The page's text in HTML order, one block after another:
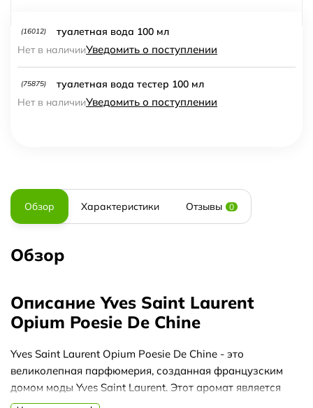
(16012)
туалетная вода 100 мл
Нет в наличииУведомить о поступлении
(75875)
туалетная вода тестер 100 мл
Нет в наличииУведомить о поступлении
Обзор Характеристики Отзывы 0
Обзор
Описание Yves Saint Laurent
Opium Poesie De Chine
Yves Saint Laurent Opium Poesie De Chine - это
великолепная парфюмерия, созданная французским
домом моды Yves Saint Laurent. Этот аромат является
настоящей поэзией в мире парфюмерии, сочетающей в